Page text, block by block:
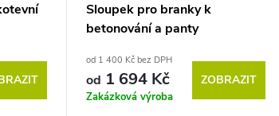
Sloupek pro branky k
betonování a panty
od 1 400 Kč bez DPH
od 1 694 Kč
Zakázková výroba
ZOBRAZIT